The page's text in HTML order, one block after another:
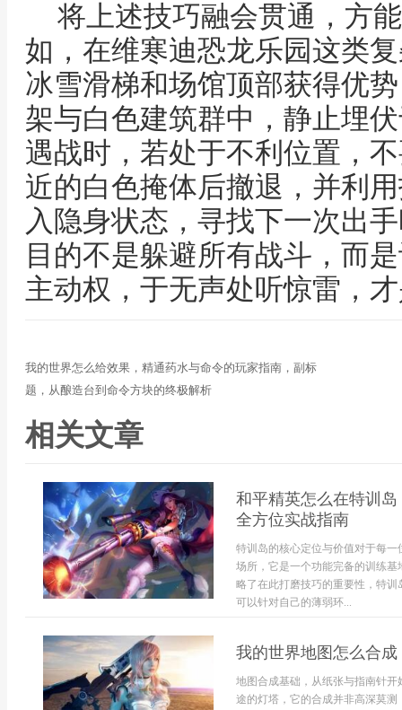
将上述技巧融会贯通，方
如，在维寒迪恐龙乐园这类
冰雪滑梯和场馆顶部获得优
架与白色建筑群中，静止埋
遇战时，若处于不利位置，
近的白色掩体后撤退，并利
入隐身状态，寻找下一次出
目的不是躲避所有战斗，而
主动权，于无声处听惊雷，
我的世界怎么给效果，精通药水与命令的玩家指南，副标
题，从酿造台到命令方块的终极解析
相关文章
和平精英怎么在特训
全方位实战指南
特训岛的核心定位与价值对于每
场所，它是一个功能完备的训练
略了在此打磨技巧的重要性，特
可以针对自己的薄弱环...
我的世界地图怎么合
地图合成基础，从纸张与指南针
途的灯塔，它的合成并非高深莫